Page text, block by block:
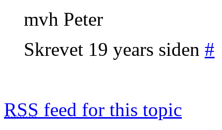
mvh Peter
Skrevet 19 years siden #
RSS feed for this topic